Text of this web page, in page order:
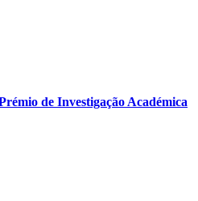
de Investigação Académica